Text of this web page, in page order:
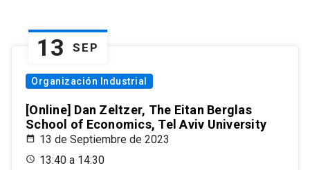
13 SEP
Organización Industrial
[Online] Dan Zeltzer, The Eitan Berglas
School of Economics, Tel Aviv University
13 de Septiembre de 2023
13:40 a 14:30